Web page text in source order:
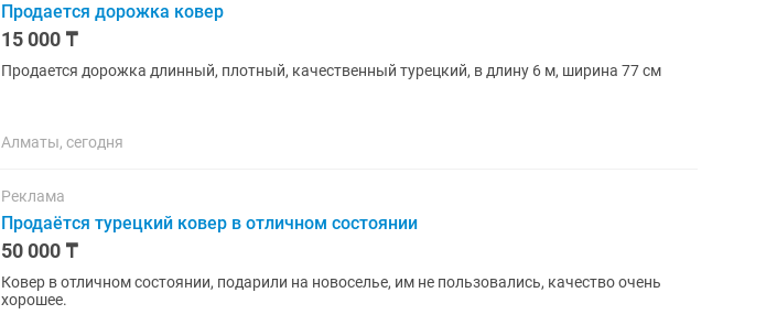
Продается дорожка ковер
15 000 ₸
Продается дорожка длинный, плотный, качественный турецкий, в длину 6 м, ширина 77 см
Алматы, сегодня
Реклама
Продаётся турецкий ковер в отличном состоянии
50 000 ₸
Ковер в отличном состоянии, подарили на новоселье, им не пользовались, качество очень
хорошее.